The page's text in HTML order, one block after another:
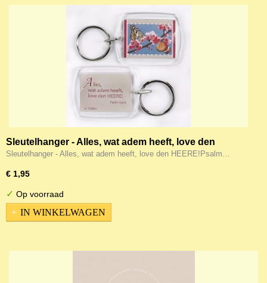
Sleutelhanger - Alles, wat adem heeft, love den
HEERE! SV
Sleutelhanger - Alles, wat adem heeft, love den HEERE!Psalm…
€ 1,95
✓ Op voorraad
IN WINKELWAGEN